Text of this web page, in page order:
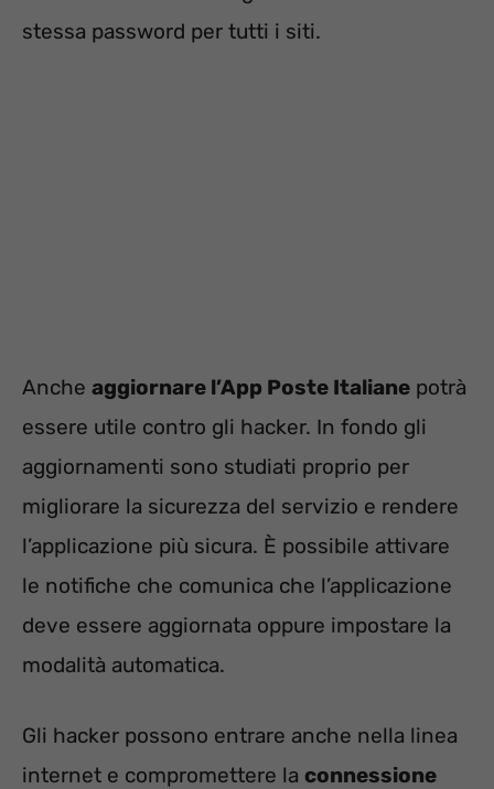
stessa password per tutti i siti.
Anche aggiornare l’App Poste Italiane potrà
essere utile contro gli hacker. In fondo gli
aggiornamenti sono studiati proprio per
migliorare la sicurezza del servizio e rendere
l’applicazione più sicura. È possibile attivare
le notifiche che comunica che l’applicazione
deve essere aggiornata oppure impostare la
modalità automatica.
Gli hacker possono entrare anche nella linea
internet e compromettere la connessione